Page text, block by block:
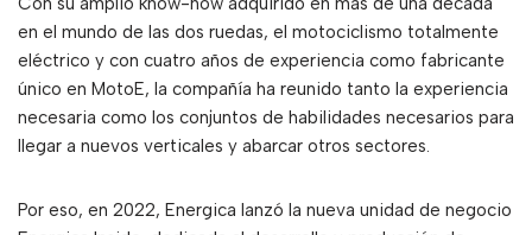
en el mundo de las dos ruedas, el motociclismo totalmente
eléctrico y con cuatro años de experiencia como fabricante
único en MotoE, la compañía ha reunido tanto la experiencia
necesaria como los conjuntos de habilidades necesarios para
llegar a nuevos verticales y abarcar otros sectores.
Por eso, en 2022, Energica lanzó la nueva unidad de negocio